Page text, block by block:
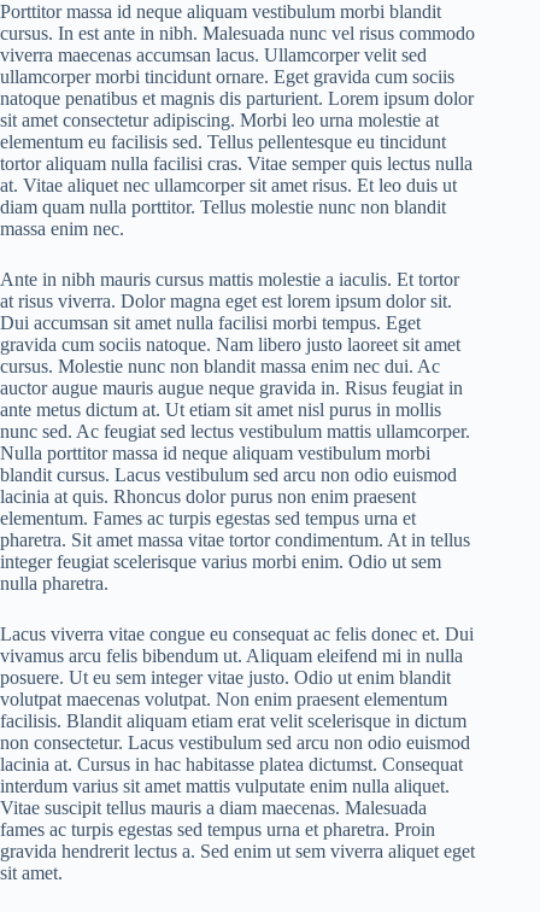
Porttitor massa id neque aliquam vestibulum morbi blandit
cursus. In est ante in nibh. Malesuada nunc vel risus commodo
viverra maecenas accumsan lacus. Ullamcorper velit sed
ullamcorper morbi tincidunt ornare. Eget gravida cum sociis
natoque penatibus et magnis dis parturient. Lorem ipsum dolor
sit amet consectetur adipiscing. Morbi leo urna molestie at
elementum eu facilisis sed. Tellus pellentesque eu tincidunt
tortor aliquam nulla facilisi cras. Vitae semper quis lectus nulla
at. Vitae aliquet nec ullamcorper sit amet risus. Et leo duis ut
diam quam nulla porttitor. Tellus molestie nunc non blandit
massa enim nec.
Ante in nibh mauris cursus mattis molestie a iaculis. Et tortor
at risus viverra. Dolor magna eget est lorem ipsum dolor sit.
Dui accumsan sit amet nulla facilisi morbi tempus. Eget
gravida cum sociis natoque. Nam libero justo laoreet sit amet
cursus. Molestie nunc non blandit massa enim nec dui. Ac
auctor augue mauris augue neque gravida in. Risus feugiat in
ante metus dictum at. Ut etiam sit amet nisl purus in mollis
nunc sed. Ac feugiat sed lectus vestibulum mattis ullamcorper.
Nulla porttitor massa id neque aliquam vestibulum morbi
blandit cursus. Lacus vestibulum sed arcu non odio euismod
lacinia at quis. Rhoncus dolor purus non enim praesent
elementum. Fames ac turpis egestas sed tempus urna et
pharetra. Sit amet massa vitae tortor condimentum. At in tellus
integer feugiat scelerisque varius morbi enim. Odio ut sem
nulla pharetra.
Lacus viverra vitae congue eu consequat ac felis donec et. Dui
vivamus arcu felis bibendum ut. Aliquam eleifend mi in nulla
posuere. Ut eu sem integer vitae justo. Odio ut enim blandit
volutpat maecenas volutpat. Non enim praesent elementum
facilisis. Blandit aliquam etiam erat velit scelerisque in dictum
non consectetur. Lacus vestibulum sed arcu non odio euismod
lacinia at. Cursus in hac habitasse platea dictumst. Consequat
interdum varius sit amet mattis vulputate enim nulla aliquet.
Vitae suscipit tellus mauris a diam maecenas. Malesuada
fames ac turpis egestas sed tempus urna et pharetra. Proin
gravida hendrerit lectus a. Sed enim ut sem viverra aliquet eget
sit amet.